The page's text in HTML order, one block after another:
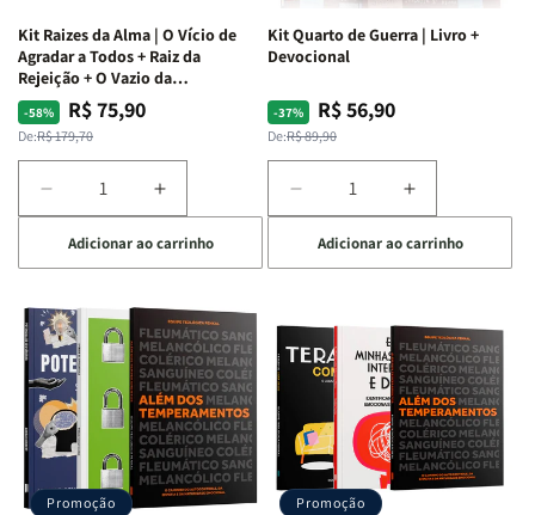
Kit Raizes da Alma | O Vício de
Agradar a Todos + Raiz da
Rejeição + O Vazio da
Insatisfação.
-58%
Preço
normal
De:R$ 179,70
Preço
promocional
R$ 75,90
Diminuir
a
quantidade
de
Raizes
da
Alma
|
O
Vício
Agradar
Aumentar
a
quantidade
de
Raizes
da
Alma
|
O
Vício
de
Agradar
Adicionar ao carrinho
Kit Quarto de Guerra | Livro +
Devocional
-37%
Preço
normal
De:R$ 89,90
Preço
promocional
R$ 56,90
Diminuir
a
quantidade
de
Quarto
de
Guerra
Livro
+
Devocional
Aumentar
a
quantidade
de
Quarto
de
Guerra
|
Livro
+
Devocional
Adicionar ao carrinho
Promoção Promoção